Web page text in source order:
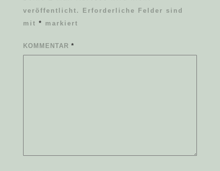
veröffentlicht.
Erforderliche Felder sind
mit* markiert
KOMMENTAR*